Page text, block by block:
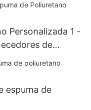
Personalizada 1 -
de
espuma de